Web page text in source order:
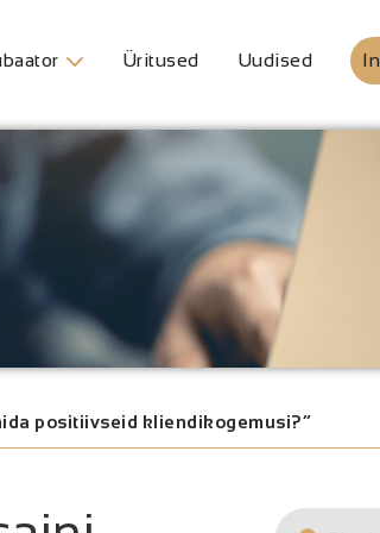
Üritused Uudised
positiivseid kliendikogemusi?”